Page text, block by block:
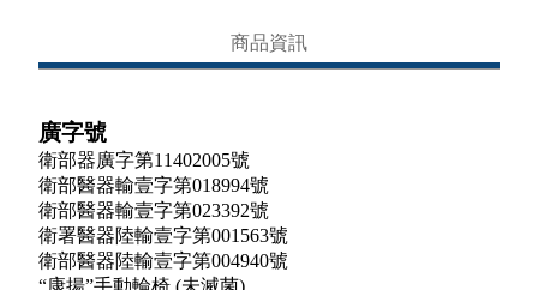
商品資訊
廣字號
衛部器廣字第11402005號
衛部醫器輸壹字第018994號
衛部醫器輸壹字第023392號
衛署醫器陸輸壹字第001563號
衛部醫器陸輸壹字第004940號